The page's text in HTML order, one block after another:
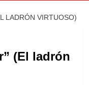
LADRÓN VIRTUOSO)
(El ladrón